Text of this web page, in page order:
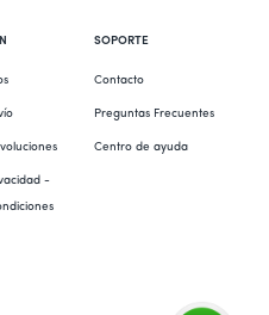
-
SOPORTE
Contacto
Preguntas Frecuentes
Centro de ayuda